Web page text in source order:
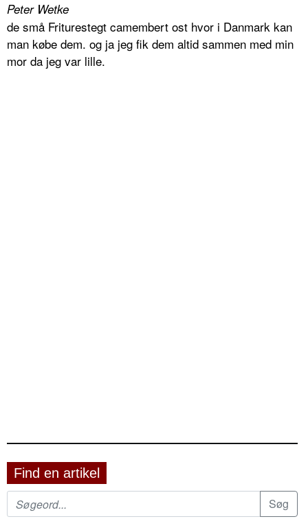
Peter Wetke
de små Friturestegt camembert ost hvor i Danmark kan
man købe dem. og ja jeg fik dem altid sammen med min
mor da jeg var lille.
Find en artikel